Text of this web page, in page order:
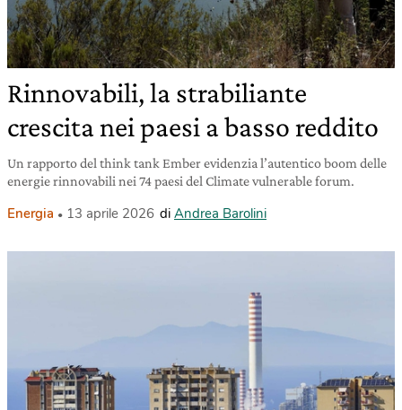
Rinnovabili, la strabiliante
crescita nei paesi a basso reddito
Un rapporto del think tank Ember evidenzia l’autentico boom delle
energie rinnovabili nei 74 paesi del Climate vulnerable forum.
Energia 13 aprile 2026 di Andrea Barolini